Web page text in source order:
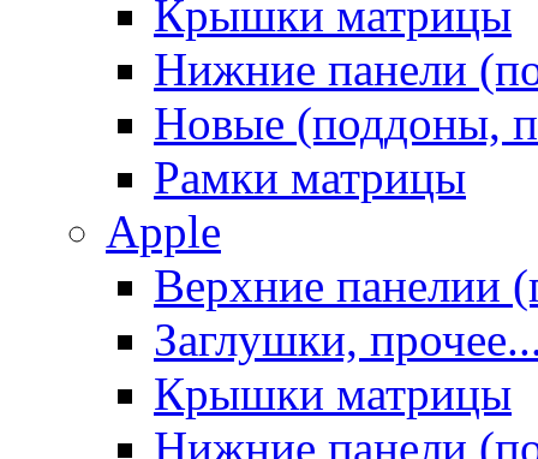
Крышки матрицы
Нижние панели
Новые (поддоны,
Рамки матрицы
Apple
Верхние панелии
Заглушки,
Крышки матрицы
Нижние панели